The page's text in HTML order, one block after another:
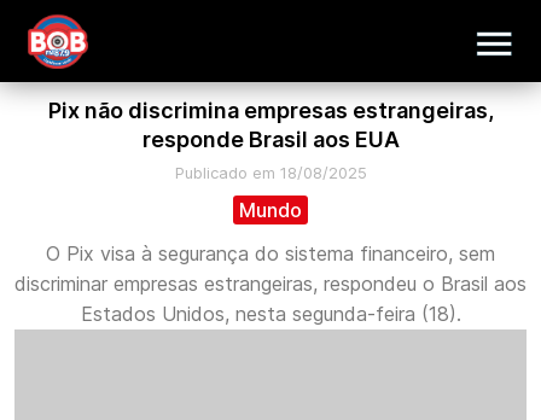
Pix não discrimina empresas estrangeiras,
responde Brasil aos EUA
Publicado em 18/08/2025
Mundo
O Pix visa à segurança do sistema financeiro, sem
discriminar empresas estrangeiras, respondeu o Brasil aos
Estados Unidos, nesta segunda-feira (18).